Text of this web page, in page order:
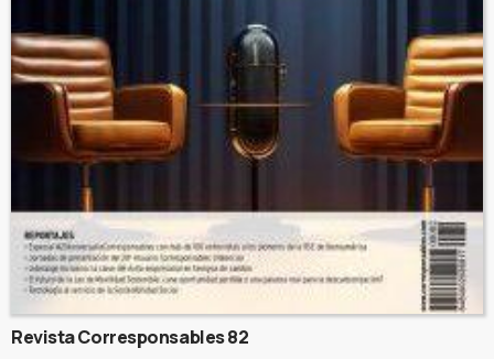
Revista Corresponsables 82